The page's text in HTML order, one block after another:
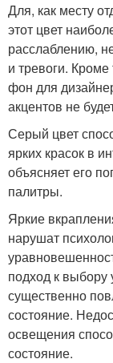
Для, как месту
этот цвет
расслаблению,
и тревоги.
фон для
акцентов не
Серый цвет
ярких красок в
объясняет его
палитры.
Яркие
нарушат
подход к
существенно
состояние.
освещения
состояние.